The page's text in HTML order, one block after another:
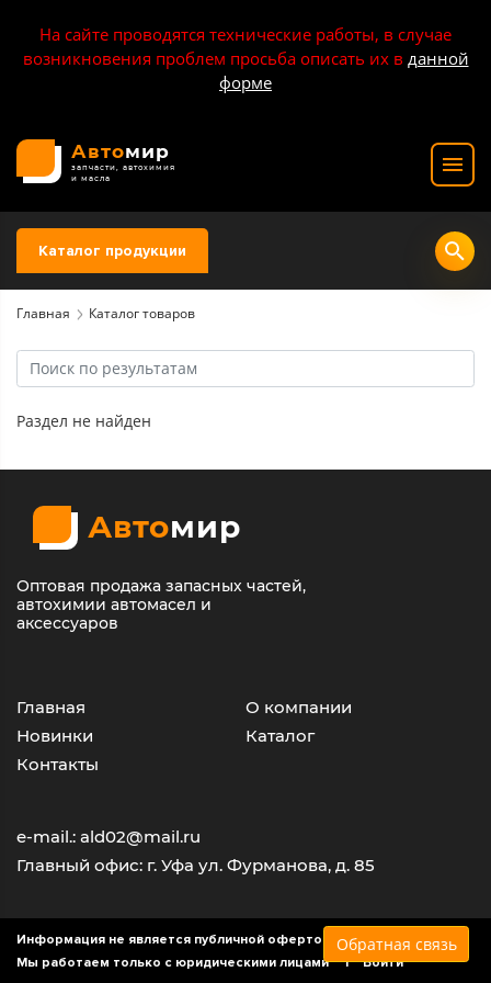
На сайте проводятся технические работы, в случае
возникновения проблем просьба описать их в данной
форме
Автомир
запчасти, автохимия
и масла
Каталог продукции
Главная Каталог товаров
Обратная связь
Раздел не найден
Автомир
Оптовая продажа запасных частей,
автохимии автомасел и
аксессуаров
Главная
О компании
Новинки
Каталог
Контакты
e-mail.: ald02@mail.ru
Главный офис: г. Уфа ул. Фурманова, д. 85
Информация не является публичной офертой
Мы работаем только с юридическими лицами |
Войти